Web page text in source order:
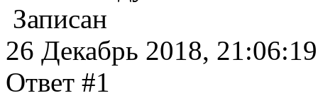
Записан
26 Декабрь 2018, 21:06:19
Ответ #1